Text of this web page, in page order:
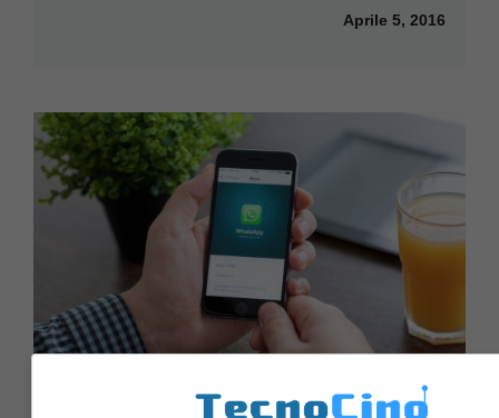
Aprile 5, 2016
WhatsApp, blocco per le vecchie